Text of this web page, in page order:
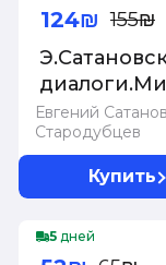
Свиньи
Евгений
Стародубцев
политика
124₪ 155₪
Купить
-20%
5 дней